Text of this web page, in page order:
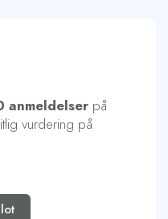
anmeldelser på
vurdering på